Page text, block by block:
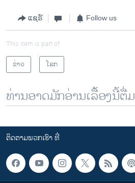
ແຊຣ໌ Follow us
This item is part of
ຂ່າວ
ໂລກ
ທ່ານອາດມັກອ່ານເລື້ອງນີ້ຕື່ມ
ຕິດຕາມພວກເຮົາ ທີ່